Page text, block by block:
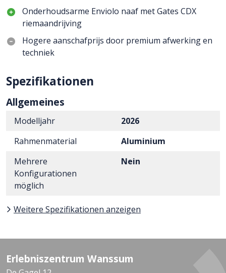
Onderhoudsarme Enviolo naaf met Gates CDX
riemaandrijving
Hogere aanschafprijs door premium afwerking en
techniek
Spezifikationen
Allgemeines
Modelljahr
2026
Rahmenmaterial
Aluminium
Mehrere
Konfigurationen
möglich
Nein
Weitere Spezifikationen anzeigen
Erlebniszentrum Wanssum